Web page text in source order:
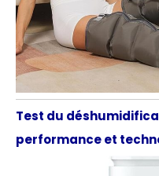
Test du
performance et